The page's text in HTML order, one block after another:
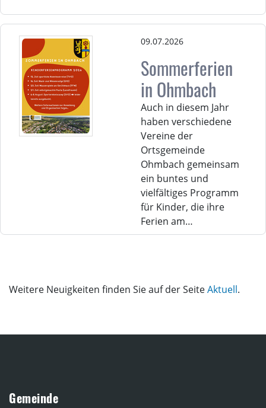
09.07.2026
Sommerferien
in Ohmbach
Auch in diesem Jahr
haben verschiedene
Vereine der
Ortsgemeinde
Ohmbach gemeinsam
ein buntes und
vielfältiges Programm
für Kinder, die ihre
Ferien am…
Weitere Neuigkeiten finden Sie auf der SeiteAktuell.
Gemeinde